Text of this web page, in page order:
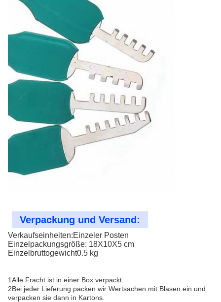
Verpackung und Versand:
Verkaufseinheiten:Einzeler Posten
Einzelpackungsgröße: 18X10X5 cm
Einzelbruttogewicht0.5 kg
1Alle Fracht ist in einer Box verpackt.
2Bei jeder Lieferung packen wir Wertsachen mit Blasen ein und
verpacken sie dann in Kartons.